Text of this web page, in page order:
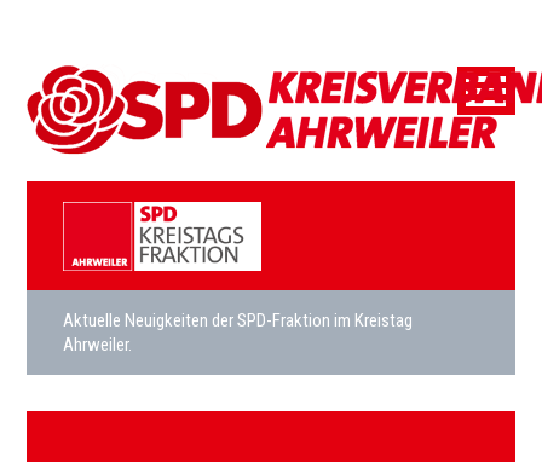
Aktuelle Neuigkeiten der SPD-Fraktion im Kreistag
Ahrweiler.